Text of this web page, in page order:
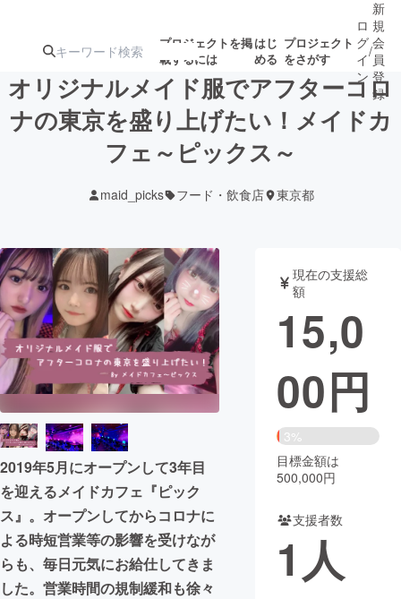
プロジェクトを掲
載するには
はじ
める
プロジェクト
をさがす
注目のリ
注目の新着プロ募集終了が近いプ
テクノロジー・ガジェット
映像・映画 書籍・雑誌
ビジネス・起業 チャレンジ
まちづくり・地域活性化
CAMPFIRE for Social Good
CAMPFIRE Creation
CAMPFIREふるさと納税machi-ya コミュニティ
ロ
グ
イ
ン
/
新
規
会
員
登
録
オリジナルメイド服でアフターコロ
ナの東京を盛り上げたい！メイドカ
フェ～ピックス～
maid_picks フード・飲食店 東京都
2019年5月にオープンして3年目
を迎えるメイドカフェ『ピック
ス』。オープンしてからコロナに
よる時短営業等の影響を受けなが
らも、毎日元気にお給仕してきま
した。営業時間の規制緩和も徐々
現在の支援総
額
15,0
00円
3%
目標金額は
500,000円
支援者数
1人